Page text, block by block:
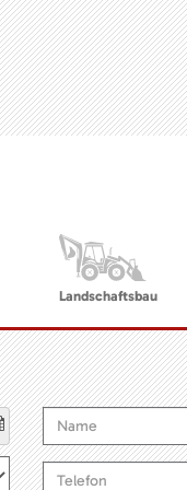
Landschaftsbau